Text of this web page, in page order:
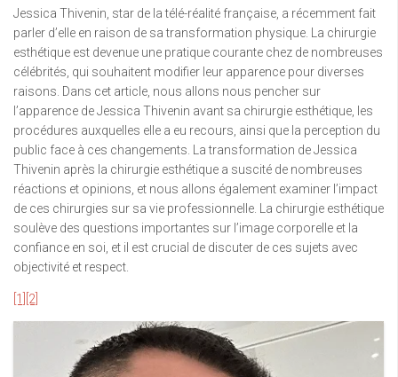
Jessica Thivenin, star de la télé-réalité française, a récemment fait
parler d’elle en raison de sa transformation physique. La chirurgie
esthétique est devenue une pratique courante chez de nombreuses
célébrités, qui souhaitent modifier leur apparence pour diverses
raisons. Dans cet article, nous allons nous pencher sur
l’apparence de Jessica Thivenin avant sa chirurgie esthétique, les
procédures auxquelles elle a eu recours, ainsi que la perception du
public face à ces changements. La transformation de Jessica
Thivenin après la chirurgie esthétique a suscité de nombreuses
réactions et opinions, et nous allons également examiner l’impact
de ces chirurgies sur sa vie professionnelle. La chirurgie esthétique
soulève des questions importantes sur l’image corporelle et la
confiance en soi, et il est crucial de discuter de ces sujets avec
objectivité et respect.
[1] [2]